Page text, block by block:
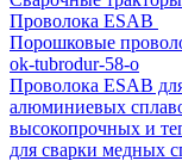
Проволока ESAB
Порошковые
ok-tubrodur-58-o
Проволока ESAB
алюминиевых
высокопрочных и
для сварки медных